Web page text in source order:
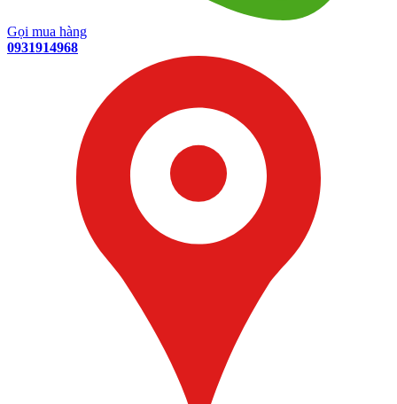
Gọi mua hàng
0931914968